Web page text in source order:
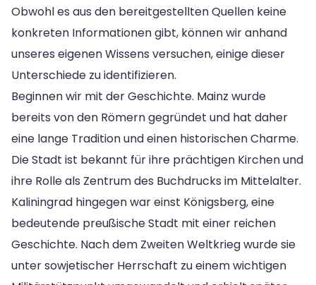
Obwohl es aus den bereitgestellten Quellen keine
konkreten Informationen gibt, können wir anhand
unseres eigenen Wissens versuchen, einige dieser
Unterschiede zu identifizieren.
Beginnen wir mit der Geschichte. Mainz wurde
bereits von den Römern gegründet und hat daher
eine lange Tradition und einen historischen Charme.
Die Stadt ist bekannt für ihre prächtigen Kirchen und
ihre Rolle als Zentrum des Buchdrucks im Mittelalter.
Kaliningrad hingegen war einst Königsberg, eine
bedeutende preußische Stadt mit einer reichen
Geschichte. Nach dem Zweiten Weltkrieg wurde sie
unter sowjetischer Herrschaft zu einem wichtigen